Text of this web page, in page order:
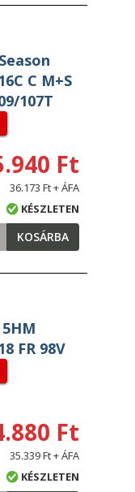
C M+S
107T
Ft
36.173 Ft + ÁFA
KÉSZLETEN
KOSÁRBA
FR 98V
Ft
35.339 Ft + ÁFA
KÉSZLETEN